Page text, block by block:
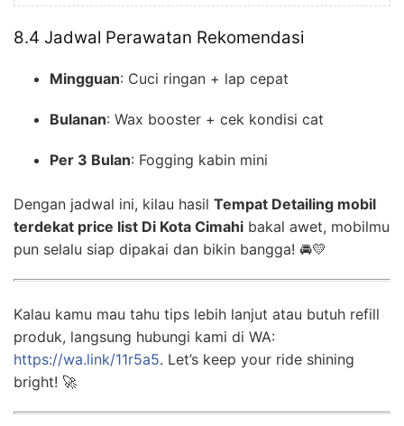
8.4 Jadwal Perawatan Rekomendasi
Mingguan: Cuci ringan + lap cepat
Bulanan: Wax booster + cek kondisi cat
Per 3 Bulan: Fogging kabin mini
Dengan jadwal ini, kilau hasil Tempat Detailing mobil
terdekat price list Di Kota Cimahi bakal awet, mobilmu
pun selalu siap dipakai dan bikin bangga! 🚘💛
Kalau kamu mau tahu tips lebih lanjut atau butuh refill
produk, langsung hubungi kami di WA:
https://wa.link/11r5a5. Let’s keep your ride shining
bright! 🚀